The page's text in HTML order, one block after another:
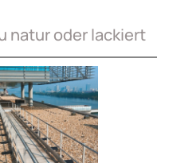
natur oder lackiert